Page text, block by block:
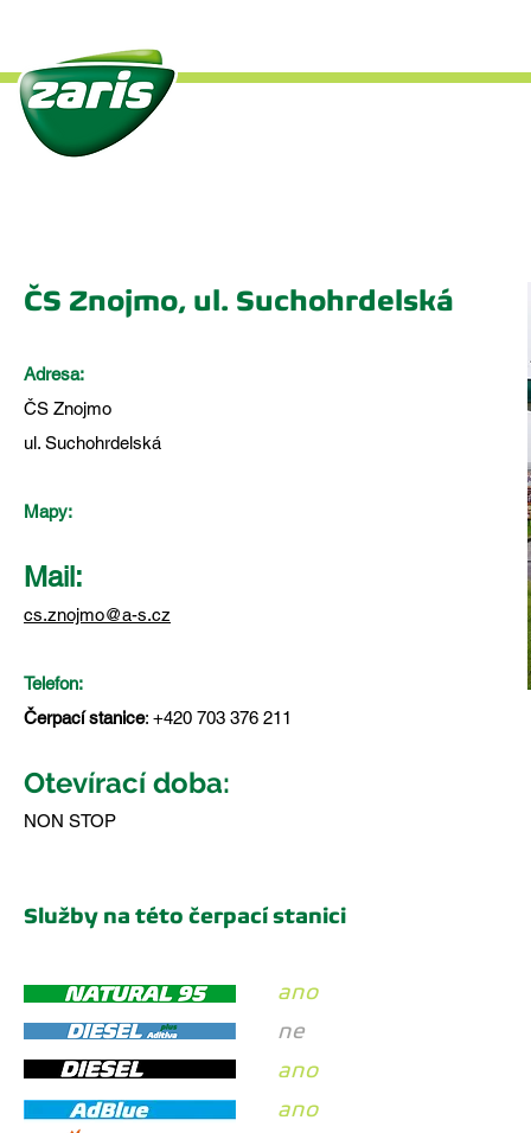
ČS Znojmo, ul. Suchohrdelská
Adresa:
ČS Znojmo
ul. Suchohrdelská
Mapy:
Mail:
cs.znojmo@a-s.cz
Telefon:
Čerpací stanice: +420 703 376 211
Otevírací doba:
NON STOP
Služby na této čerpací stanici
ano
ne
ano
ano